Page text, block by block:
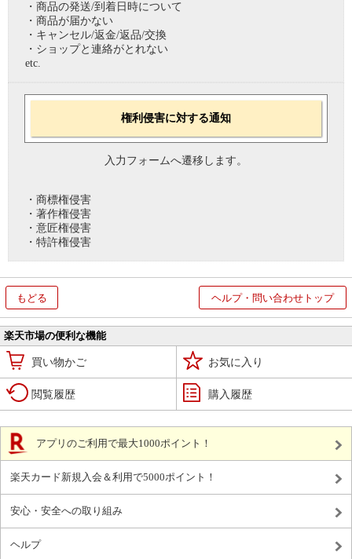
・商品の発送/到着日時について
・商品が届かない
・キャンセル/返金/返品/交換
・ショップと連絡がとれない
etc.
権利侵害に対する通知
入力フォームへ遷移します。
・商標権侵害
・著作権侵害
・意匠権侵害
・特許権侵害
もどる ヘルプ・問い合わせトップ
楽天市場の便利な機能
買い物かご お気に入り
閲覧履歴 購入履歴
アプリのご利用で最大1000ポイント！
楽天カード新規入会＆利用で5000ポイント！
安心・安全への取り組み
ヘルプ